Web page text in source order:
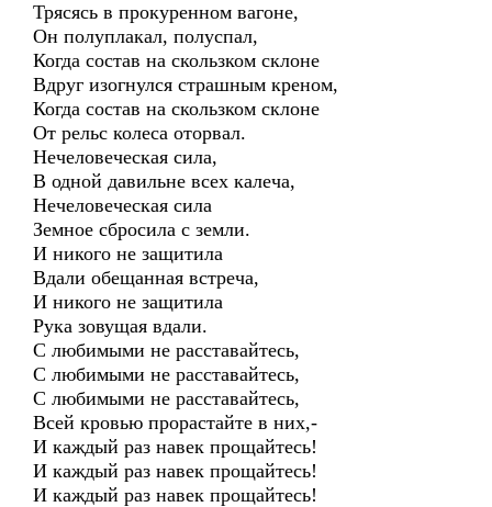
Трясясь в прокуренном вагоне,
Он полуплакал, полуспал,
Когда состав на скользком склоне
Вдруг изогнулся страшным креном,
Когда состав на скользком склоне
От рельс колеса оторвал.
Нечеловеческая сила,
В одной давильне всех калеча,
Нечеловеческая сила
Земное сбросила с земли.
И никого не защитила
Вдали обещанная встреча,
И никого не защитила
Рука зовущая вдали.
С любимыми не расставайтесь,
С любимыми не расставайтесь,
С любимыми не расставайтесь,
Всей кровью прорастайте в них,-
И каждый раз навек прощайтесь!
И каждый раз навек прощайтесь!
И каждый раз навек прощайтесь!